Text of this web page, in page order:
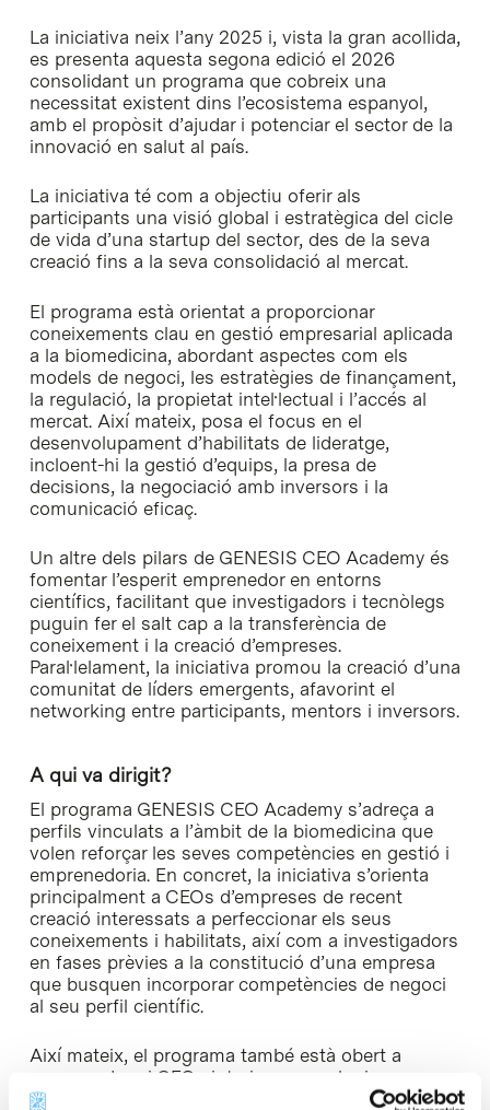
La iniciativa neix l’any 2025 i, vista la gran acollida,
es presenta aquesta segona edició el 2026
consolidant un programa que cobreix una
necessitat existent dins l’ecosistema espanyol,
amb el propòsit d’ajudar i potenciar el sector de la
innovació en salut al país.
La iniciativa té com a objectiu oferir als
participants una visió global i estratègica del cicle
de vida d’una startup del sector, des de la seva
creació fins a la seva consolidació al mercat.
El programa està orientat a proporcionar
coneixements clau en gestió empresarial aplicada
a la biomedicina, abordant aspectes com els
models de negoci, les estratègies de finançament,
la regulació, la propietat intel·lectual i l’accés al
mercat. Així mateix, posa el focus en el
desenvolupament d’habilitats de lideratge,
incloent-hi la gestió d’equips, la presa de
decisions, la negociació amb inversors i la
comunicació eficaç.
Un altre dels pilars de GENESIS CEO Academy és
fomentar l’esperit emprenedor en entorns
científics, facilitant que investigadors i tecnòlegs
puguin fer el salt cap a la transferència de
coneixement i la creació d’empreses.
Paral·lelament, la iniciativa promou la creació d’una
comunitat de líders emergents, afavorint el
networking entre participants, mentors i inversors.
A qui va dirigit?
El programa GENESIS CEO Academy s’adreça a
perfils vinculats a l’àmbit de la biomedicina que
volen reforçar les seves competències en gestió i
emprenedoria. En concret, la iniciativa s’orienta
principalment a CEOs d’empreses de recent
creació interessats a perfeccionar els seus
coneixements i habilitats, així com a investigadors
en fases prèvies a la constitució d’una empresa
que busquen incorporar competències de negoci
al seu perfil científic.
Així mateix, el programa també està obert a
emprenedors i CEOs interins que vulguin
consolidar la seva capacitat de lideratge i gestió